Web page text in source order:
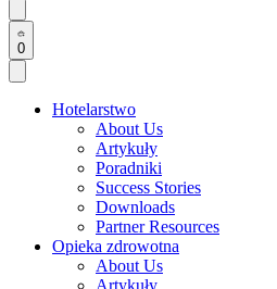
0
Hotelarstwo
About Us
Artykuły
Poradniki
Success Stories
Downloads
Partner Resources
Opieka zdrowotna
About Us